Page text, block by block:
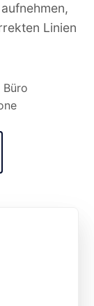
Linien